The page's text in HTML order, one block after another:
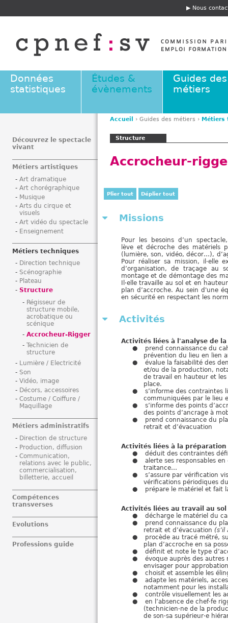
E
t
ê
e
Nous
Données
statistiques
Études &
évènements
Guides des
métiers
s
e
Accueil › Guides des métiers › Métiers
Structure
Accrocheur-
Plier tout Déplier tout
Missions
Pour les besoins d’un spectacle,
lève et décroche des matériels
(lumière, son, vidéo, décor…),
Pour réaliser sa mission, il·elle
d’organisation, de traçage au
montage et de démontage des
Il·elle travaille au sol et en
plan d’accroche. Au sein d'une
en sécurité en respectant les
Activités
Activités liées à l'analyse de
prend connaissance du
prévention du lieu en lien
évalue la faisabilité des
et/ou de la production,
de travail en hauteur et
place.
s’informe des contraintes
communiquées par le lieu
s’informe des points
des points d’ancrage à
prend connaissance du
retrait et d’évacuation
Activités liées à la
déduit des contraintes
alerte ses responsables
traitance…
s’assure par vérification
vérifications périodiques
prépare le matériel et fait
Activités liées au travail au
décharge le matériel du
prend connaissance du
retrait et d’évacuation
procède au tracé métré,
plan d’accroche en sa
définit et note le type
évoque auprès des autres
envisager pour
choisit et assemble les
adapte les matériels,
notamment pour les
contrôle visuellement les
en l’absence de chef·fe
(technicien·ne de la
de son·sa supérieur·e
Découvrez le spectacle
vivant
Métiers artistiques
Art dramatique
Art chorégraphique
Musique
Arts du cirque et
visuels
Art vidéo du spectacle
Enseignement
Métiers techniques
Direction technique
Scénographie
Plateau
Structure
Régisseur de
structure mobile,
acrobatique ou
scénique
Accrocheur-Rigger
Technicien de
structure
Lumière / Electricité
Son
Vidéo, image
Décors, accessoires
Costume / Coiffure /
Maquillage
Métiers administratifs
Direction de structure
Production, diffusion
Communication,
relations avec le public,
commercialisation,
billetterie, accueil
Compétences
transverses
Evolutions
Professions guide